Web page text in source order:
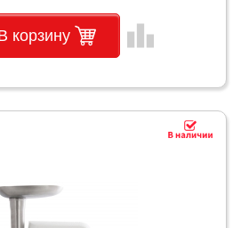
корзину leaderboard